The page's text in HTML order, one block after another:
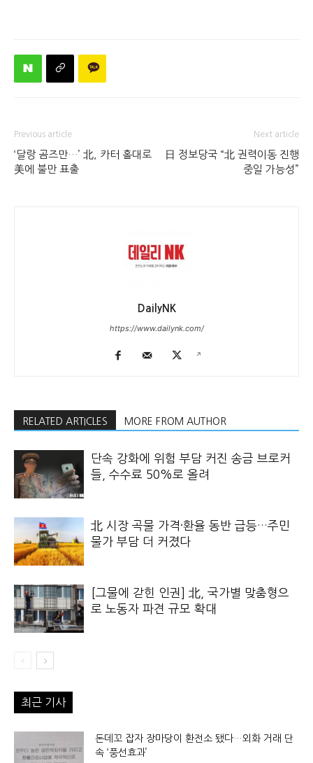
Previous article
‘달랑 곰즈만…’ 北, 카터 홀대로
美에 불만 표출
Next article
日 정보당국 “北 권력이동 진행
중일 가능성”
DailyNK
https://www.dailynk.com/
RELATED ARTICLES MORE FROM AUTHOR
단속 강화에 위험 부담 커진 송금 브로커
들, 수수료 50%로 올려
北 시장 곡물 가격·환율 동반 급등…주민
물가 부담 더 커졌다
[그물에 갇힌 인권] 北, 국가별 맞춤형으
로 노동자 파견 규모 확대
최근 기사
돈데꼬 잡자 장마당이 환전소 됐다…외화 거래 단
속 ‘풍선효과’